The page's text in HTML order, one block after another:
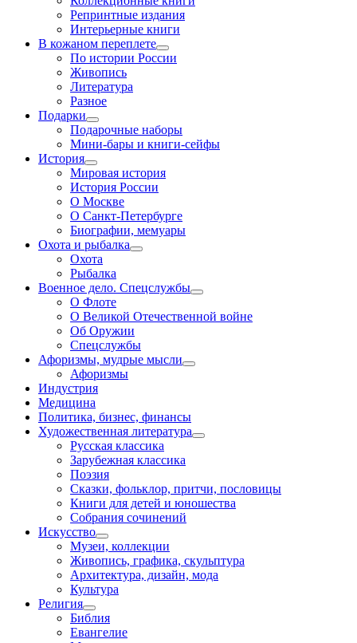
Репринтные издания
Интерьерные книги
В кожаном переплете
По истории России
Живопись
Литература
Разное
Подарки
Подарочные наборы
Мини-бары и книги-сейфы
История
Мировая история
История России
О Москве
О Санкт-Петербурге
Биографии, мемуары
Охота и рыбалка
Охота
Рыбалка
Военное дело. Спецслужбы
О Флоте
О Великой Отечественной войне
Об Оружии
Спецслужбы
Афоризмы, мудрые мысли
Афоризмы
Индустрия
Медицина
Политика, бизнес, финансы
Художественная литература
Русская классика
Зарубежная классика
Поэзия
Сказки, фольклор, притчи, пословицы
Книги для детей и юношества
Собрания сочинений
Искусство
Музеи, коллекции
Живопись, графика, скульптура
Архитектура, дизайн, мода
Культура
Религия
Библия
Евангелие